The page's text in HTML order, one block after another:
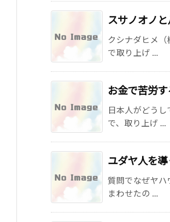
スサノオノ
クシナダヒメ
で取り上げ ...
お金で苦労
日本人がどう
で、取り上げ ...
ユダヤ人を
質問でなぜヤ
まわせたの ...